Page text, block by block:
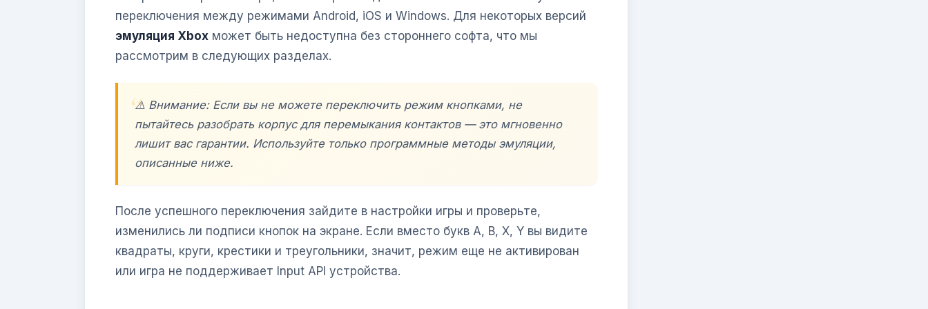
переключения между режимами Android, iOS и Windows. Для некоторых версий
эмуляция Xbox может быть недоступна без стороннего софта, что мы
рассмотрим в следующих разделах.
⚠️ Внимание: Если вы не можете переключить режим кнопками, не
пытайтесь разобрать корпус для перемыкания контактов — это мгновенно
лишит вас гарантии. Используйте только программные методы эмуляции,
описанные ниже.
После успешного переключения зайдите в настройки игры и проверьте,
изменились ли подписи кнопок на экране. Если вместо букв A, B, X, Y вы видите
квадраты, круги, крестики и треугольники, значит, режим еще не активирован
или игра не поддерживает Input API устройства.